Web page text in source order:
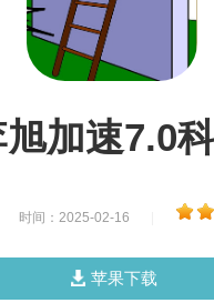
加速7.0
时间：2025-02-16
苹果下载